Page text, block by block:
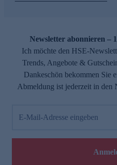
Newsletter abonnieren –
Ich möchte den HSE-
Trends, Angebote &
Dankeschön bekommen Sie
Abmeldung ist jederzeit in den
E-Mail-Adresse eingeben